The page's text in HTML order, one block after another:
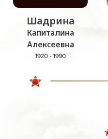
Шадрина
Капиталина
Алексеевна
1920 - 1990